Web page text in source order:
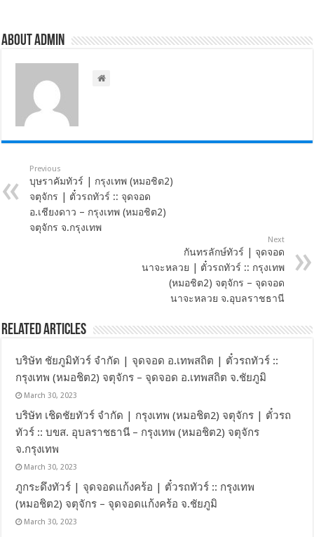
About admin
Previous
บุษราคัมทัวร์ | กรุงเทพ (หมอชิต2)
จตุจักร | ตั๋วรถทัวร์ :: จุดจอด
อ.เชียงดาว – กรุงเทพ (หมอชิต2)
จตุจักร จ.กรุงเทพ
Next
กันทรลักษ์ทัวร์ | จุดจอด
นาจะหลวย | ตั๋วรถทัวร์ :: กรุงเทพ
(หมอชิต2) จตุจักร – จุดจอด
นาจะหลวย จ.อุบลราชธานี
Related Articles
บริษัท ชัยภูมิทัวร์ จำกัด | จุดจอด อ.เทพสถิต | ตั๋วรถทัวร์ ::
กรุงเทพ (หมอชิต2) จตุจักร – จุดจอด อ.เทพสถิต จ.ชัยภูมิ
March 30, 2023
บริษัท เชิดชัยทัวร์ จำกัด | กรุงเทพ (หมอชิต2) จตุจักร | ตั๋วรถ
ทัวร์ :: บขส. อุบลราชธานี – กรุงเทพ (หมอชิต2) จตุจักร
จ.กรุงเทพ
March 30, 2023
ภูกระดึงทัวร์ | จุดจอดแก้งคร้อ | ตั๋วรถทัวร์ :: กรุงเทพ
(หมอชิต2) จตุจักร – จุดจอดแก้งคร้อ จ.ชัยภูมิ
March 30, 2023